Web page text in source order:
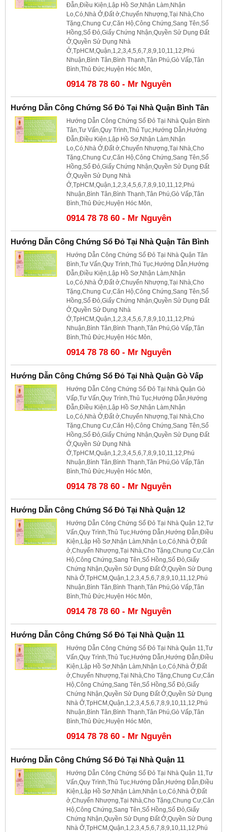
Đẫn,Điều Kiện,Lập Hồ Sơ,Nhận Làm,Nhận
Lo,Có,Nhà Ở,Đất ở,Chuyển Nhượng,Tại Nhà,Cho
Tặng,Chung Cư,Căn Hộ,Công Chứng,Sang Tên,Sổ
Hồng,Sổ Đỏ,Giấy Chứng Nhận,Quyền Sử Dụng Đất
Ở,Quyền Sử Dụng Nhà
Ở,TpHCM,Quận,1,2,3,4,5,6,7,8,9,10,11,12,Phú
Nhuận,Bình Tân,Bình Thạnh,Tân Phú,Gò Vấp,Tân
Bình,Thủ Đức,Huyện Hóc Môn,
0914 78 78 60 - Mr Nguyên
Hướng Dẫn Công Chứng Sổ Đỏ Tại Nhà Quận Bình Tân
Hướng Dẫn Công Chứng Sổ Đỏ Tại Nhà Quận Bình
Tân,Tư Vấn,Quy Trình,Thủ Tục,Hướng Dẫn,Hướng
Đẫn,Điều Kiện,Lập Hồ Sơ,Nhận Làm,Nhận
Lo,Có,Nhà Ở,Đất ở,Chuyển Nhượng,Tại Nhà,Cho
Tặng,Chung Cư,Căn Hộ,Công Chứng,Sang Tên,Sổ
Hồng,Sổ Đỏ,Giấy Chứng Nhận,Quyền Sử Dụng Đất
Ở,Quyền Sử Dụng Nhà
Ở,TpHCM,Quận,1,2,3,4,5,6,7,8,9,10,11,12,Phú
Nhuận,Bình Tân,Bình Thạnh,Tân Phú,Gò Vấp,Tân
Bình,Thủ Đức,Huyện Hóc Môn,
0914 78 78 60 - Mr Nguyên
Hướng Dẫn Công Chứng Sổ Đỏ Tại Nhà Quận Tân Bình
Hướng Dẫn Công Chứng Sổ Đỏ Tại Nhà Quận Tân
Bình,Tư Vấn,Quy Trình,Thủ Tục,Hướng Dẫn,Hướng
Đẫn,Điều Kiện,Lập Hồ Sơ,Nhận Làm,Nhận
Lo,Có,Nhà Ở,Đất ở,Chuyển Nhượng,Tại Nhà,Cho
Tặng,Chung Cư,Căn Hộ,Công Chứng,Sang Tên,Sổ
Hồng,Sổ Đỏ,Giấy Chứng Nhận,Quyền Sử Dụng Đất
Ở,Quyền Sử Dụng Nhà
Ở,TpHCM,Quận,1,2,3,4,5,6,7,8,9,10,11,12,Phú
Nhuận,Bình Tân,Bình Thạnh,Tân Phú,Gò Vấp,Tân
Bình,Thủ Đức,Huyện Hóc Môn,
0914 78 78 60 - Mr Nguyên
Hướng Dẫn Công Chứng Sổ Đỏ Tại Nhà Quận Gò Vấp
Hướng Dẫn Công Chứng Sổ Đỏ Tại Nhà Quận Gò
Vấp,Tư Vấn,Quy Trình,Thủ Tục,Hướng Dẫn,Hướng
Đẫn,Điều Kiện,Lập Hồ Sơ,Nhận Làm,Nhận
Lo,Có,Nhà Ở,Đất ở,Chuyển Nhượng,Tại Nhà,Cho
Tặng,Chung Cư,Căn Hộ,Công Chứng,Sang Tên,Sổ
Hồng,Sổ Đỏ,Giấy Chứng Nhận,Quyền Sử Dụng Đất
Ở,Quyền Sử Dụng Nhà
Ở,TpHCM,Quận,1,2,3,4,5,6,7,8,9,10,11,12,Phú
Nhuận,Bình Tân,Bình Thạnh,Tân Phú,Gò Vấp,Tân
Bình,Thủ Đức,Huyện Hóc Môn,
0914 78 78 60 - Mr Nguyên
Hướng Dẫn Công Chứng Sổ Đỏ Tại Nhà Quận 12
Hướng Dẫn Công Chứng Sổ Đỏ Tại Nhà Quận 12,Tư
Vấn,Quy Trình,Thủ Tục,Hướng Dẫn,Hướng Đẫn,Điều
Kiện,Lập Hồ Sơ,Nhận Làm,Nhận Lo,Có,Nhà Ở,Đất
ở,Chuyển Nhượng,Tại Nhà,Cho Tặng,Chung Cư,Căn
Hộ,Công Chứng,Sang Tên,Sổ Hồng,Sổ Đỏ,Giấy
Chứng Nhận,Quyền Sử Dụng Đất Ở,Quyền Sử Dụng
Nhà Ở,TpHCM,Quận,1,2,3,4,5,6,7,8,9,10,11,12,Phú
Nhuận,Bình Tân,Bình Thạnh,Tân Phú,Gò Vấp,Tân
Bình,Thủ Đức,Huyện Hóc Môn,
0914 78 78 60 - Mr Nguyên
Hướng Dẫn Công Chứng Sổ Đỏ Tại Nhà Quận 11
Hướng Dẫn Công Chứng Sổ Đỏ Tại Nhà Quận 11,Tư
Vấn,Quy Trình,Thủ Tục,Hướng Dẫn,Hướng Đẫn,Điều
Kiện,Lập Hồ Sơ,Nhận Làm,Nhận Lo,Có,Nhà Ở,Đất
ở,Chuyển Nhượng,Tại Nhà,Cho Tặng,Chung Cư,Căn
Hộ,Công Chứng,Sang Tên,Sổ Hồng,Sổ Đỏ,Giấy
Chứng Nhận,Quyền Sử Dụng Đất Ở,Quyền Sử Dụng
Nhà Ở,TpHCM,Quận,1,2,3,4,5,6,7,8,9,10,11,12,Phú
Nhuận,Bình Tân,Bình Thạnh,Tân Phú,Gò Vấp,Tân
Bình,Thủ Đức,Huyện Hóc Môn,
0914 78 78 60 - Mr Nguyên
Hướng Dẫn Công Chứng Sổ Đỏ Tại Nhà Quận 11
Hướng Dẫn Công Chứng Sổ Đỏ Tại Nhà Quận 11,Tư
Vấn,Quy Trình,Thủ Tục,Hướng Dẫn,Hướng Đẫn,Điều
Kiện,Lập Hồ Sơ,Nhận Làm,Nhận Lo,Có,Nhà Ở,Đất
ở,Chuyển Nhượng,Tại Nhà,Cho Tặng,Chung Cư,Căn
Hộ,Công Chứng,Sang Tên,Sổ Hồng,Sổ Đỏ,Giấy
Chứng Nhận,Quyền Sử Dụng Đất Ở,Quyền Sử Dụng
Nhà Ở,TpHCM,Quận,1,2,3,4,5,6,7,8,9,10,11,12,Phú